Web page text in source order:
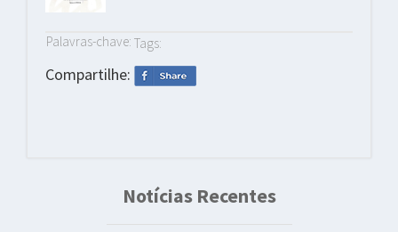
Palavras-chave: Tags:
Compartilhe:
Notícias Recentes